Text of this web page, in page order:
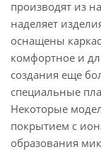
производят из
наделяет
оснащены
комфортное и
создания еще
специальные
Некоторые
покрытием с
образования